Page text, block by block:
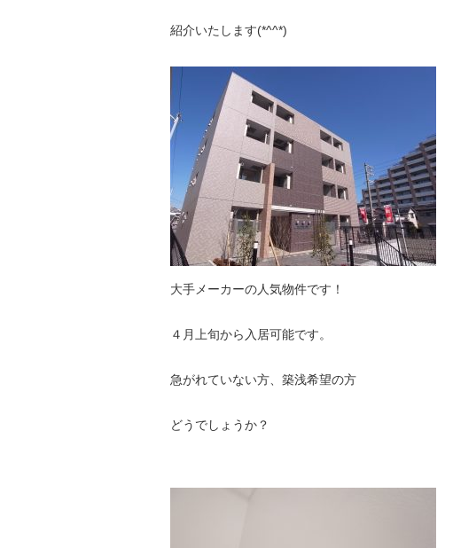
紹介いたします(*^^*)
大手メーカーの人気物件です！
４月上旬から入居可能です。
急がれていない方、築浅希望の方
どうでしょうか？